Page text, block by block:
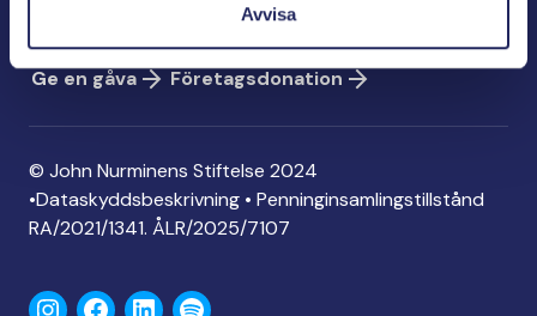
Avvisa
Ge en gåva
Företagsdonation
© John Nurminens Stiftelse 2024
•Dataskyddsbeskrivning • Penninginsamlingstillstånd
RA/2021/1341. ÅLR/2025/7107